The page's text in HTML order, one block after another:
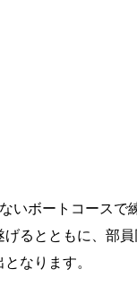
いボートコースで
るとともに、部
なります。